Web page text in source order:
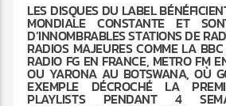
LES DISQUES DU LABEL
MONDIALE CONSTANTE ET
D’INNOMBRABLES STATIONS DE
RADIOS MAJEURES COMME LA
RADIO FG EN FRANCE, METRO FM
OU YARONA AU BOTSWANA, OÙ
EXEMPLE DÉCROCHÉ LA
PLAYLISTS PENDANT 4